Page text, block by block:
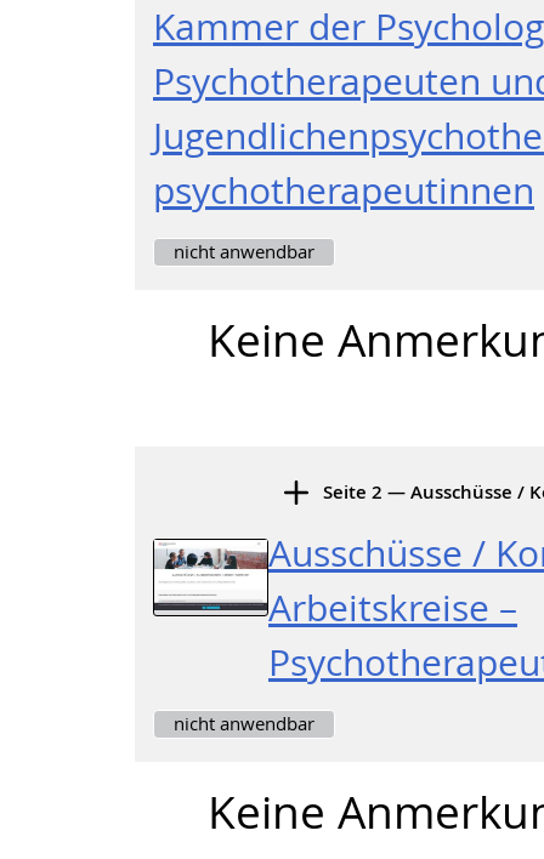
Kammer der
Psychotherapeuten
psychotherapeutinnen
nicht anwendbar
Keine
Seite 2 — Ausschüsse /
Ausschüsse /
Arbeitskreise –
nicht anwendbar
Keine